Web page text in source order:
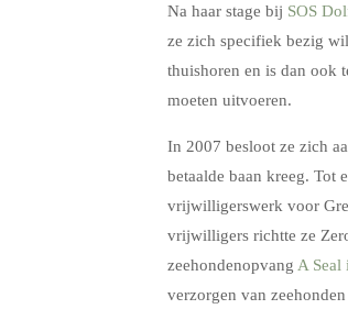
Na haar stage bij SOS
ze zich specifiek bezig
thuishoren en is dan ook
moeten uitvoeren.
In 2007 besloot ze zich
betaalde baan kreeg. Tot
vrijwilligerswerk voor
vrijwilligers richtte ze
zeehondenopvang A Seal
verzorgen van